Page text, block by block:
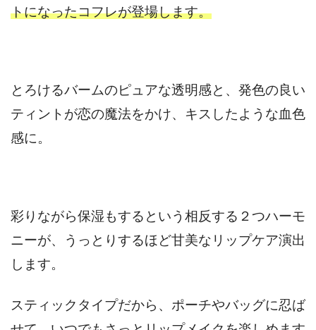
トになったコフレが登場します。
とろけるバームのピュアな透明感と、発色の良い
ティントが恋の魔法をかけ、キスしたような血色
感に。
彩りながら保湿もするという相反する２つハーモ
ニーが、うっとりするほど甘美なリップケア演出
します。
スティックタイプだから、ポーチやバッグに忍ば